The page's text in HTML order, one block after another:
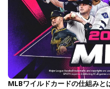
MLBワイルドカードの仕組みと